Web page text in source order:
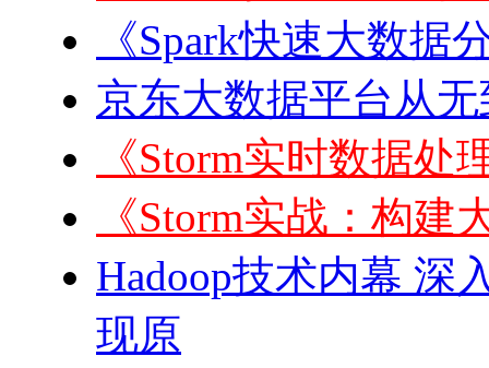
《Spark快速大数据
京东大数据平台从
《Storm实时数据处
《Storm实战：构
Hadoop技术内幕 深
现原